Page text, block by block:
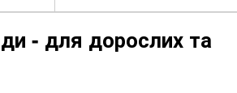
- для дорослих та